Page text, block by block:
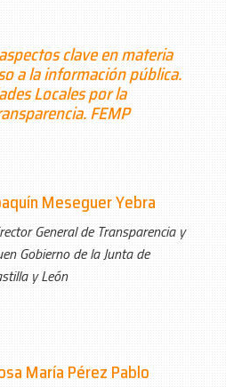
clave en materia
a la información pública.
Locales por la
FEMP
Meseguer Yebra
General de Transparencia y
Gobierno de la Junta de
y León
María Pérez Pablo